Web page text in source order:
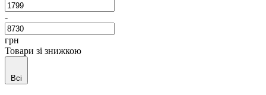
-
грн
Товари зі знижкою
Всі